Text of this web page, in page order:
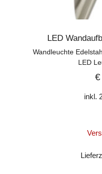
LED
Wandleuchte
LED
€
inkl.